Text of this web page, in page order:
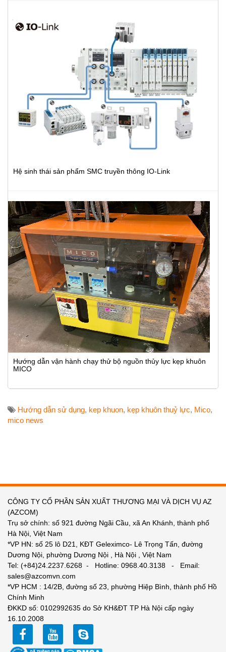
Hệ sinh thái sản phẩm SMC truyền thông IO-Link
Hướng dẫn vận hành chạy thử bộ nguồn thủy lực kẹp khuôn
MICO
Hướng dẫn sử dụng, kep khuon, kẹp khuôn thuỷ lực, Mico,
mico news
CÔNG TY CỔ PHẦN SẢN XUẤT THƯƠNG MẠI VÀ DỊCH VỤ AZ
(AZCOM)
Trụ sở chính: số 921 đường Ngãi Cầu, xã An Khánh, thành phố
Hà Nội, Việt Nam
*VP HN: số 25 lô D21, KĐT Geleximco- Lê Trọng Tấn, đường
Dương Nội, phường Dương Nội , Hà Nội , Việt Nam
Tel: (+84)24.2237.6268 - Hotline: 0968.40.3138 - Email:
sales@azcomvn.com
*VP HCM : 14/2B, đường số 23, phường Hiệp Bình, thành phố Hồ
Chính Minh
ĐKKD số: 0102992635 do Sở KH&ĐT TP Hà Nội cấp ngày
16.10.2008
facebookyoutube zalo